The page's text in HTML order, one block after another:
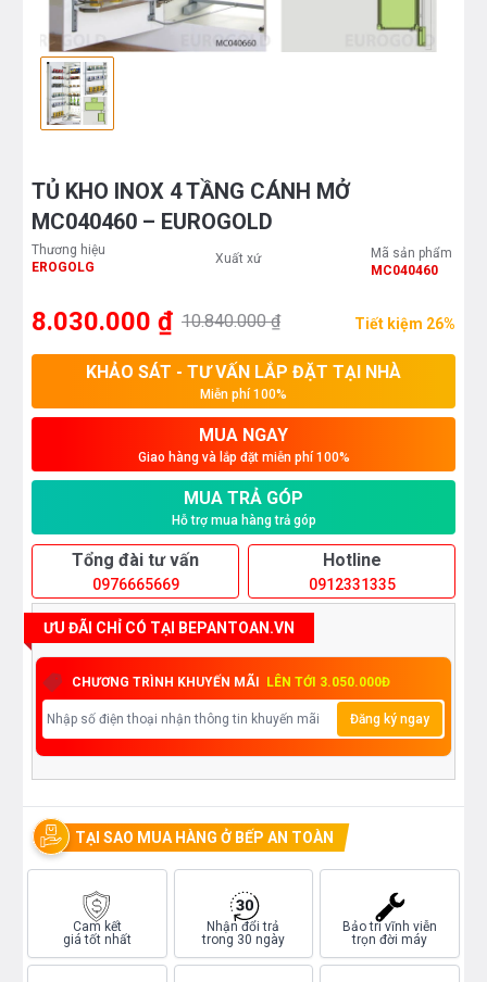
TỦ KHO INOX 4 TẦNG CÁNH MỞ
MC040460 – EUROGOLD
Thương hiệu
EROGOLG
Xuất xứ
Mã sản phẩm
MC040460
8.030.000 ₫ 10.840.000 ₫ Tiết kiệm 26%
KHẢO SÁT - TƯ VẤN LẮP ĐẶT TẠI NHÀ
Miễn phí 100%
MUA NGAY
Giao hàng và lắp đặt miễn phí 100%
MUA TRẢ GÓP
Hỗ trợ mua hàng trả góp
Tổng đài tư vấn
0976665669
Hotline
0912331335
ƯU ĐÃI CHỈ CÓ TẠI BEPANTOAN.VN
CHƯƠNG TRÌNH KHUYẾN MÃI LÊN TỚI 3.050.000Đ
Đăng ký ngay
TẠI SAO MUA HÀNG Ở BẾP AN TOÀN
Cam kết
giá tốt nhất
Nhận đổi trả
trong 30 ngày
Bảo trì vĩnh viễn
trọn đời máy